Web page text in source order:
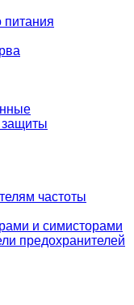
питания
защиты
частоты
и симисторами
предохранителей